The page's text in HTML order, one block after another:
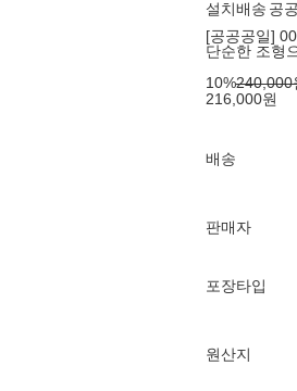
설치배송 공
[공공공일]
단순한 조형
10%240,000
216,000원
배송
판매자
포장타입
원산지